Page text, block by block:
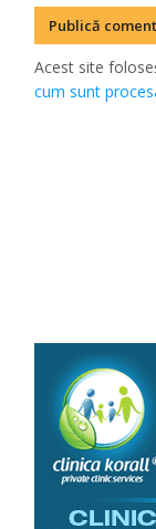
Acest site
cum sunt